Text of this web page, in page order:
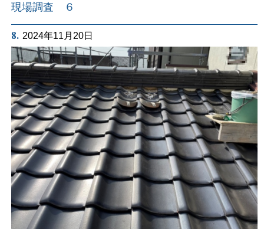
現場調査 ６
8. 2024年11月20日